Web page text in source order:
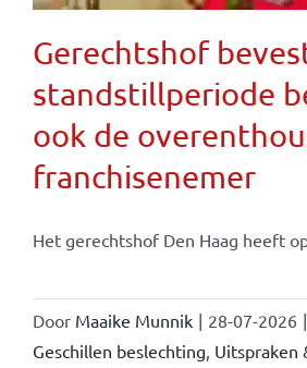
Gerechtshof
standstillperiode
ook de
franchisenemer
Het gerechtshof Den Haag heeft
Door Maaike Munnik | 28-07-2026 |
Geschillen beslechting Uitspraken